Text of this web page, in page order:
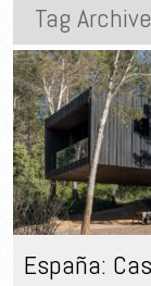
Tag
España: